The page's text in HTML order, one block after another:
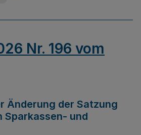
Nr. 196 vom
Änderung der Satzung
Sparkassen- und